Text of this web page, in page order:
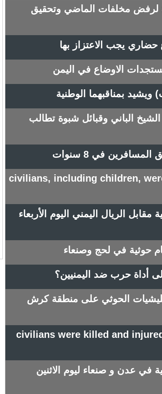
أكتوبر المجيدة لرفض مخلفات الماضي وتحقيق
حضاري يجب الاعتزاز بها
الاوضاع في اليمن
ويشيد بمناقبهما الوطنية
الشيخ الباني وقبائل شبوة تطالب
6 civilians, including children,
الريال اليمني اليوم الأربعاء
أداة حرب ضد اليمنيين؟
لمليشيات الحوثي على منطقة كرش
14 civilians were killed and
في عدن و صنعاء ليوم الاثنين